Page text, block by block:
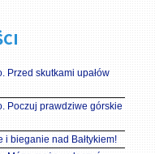
Przed skutkami upałów
Poczuj prawdziwe górskie
bieganie nad Bałtykiem!